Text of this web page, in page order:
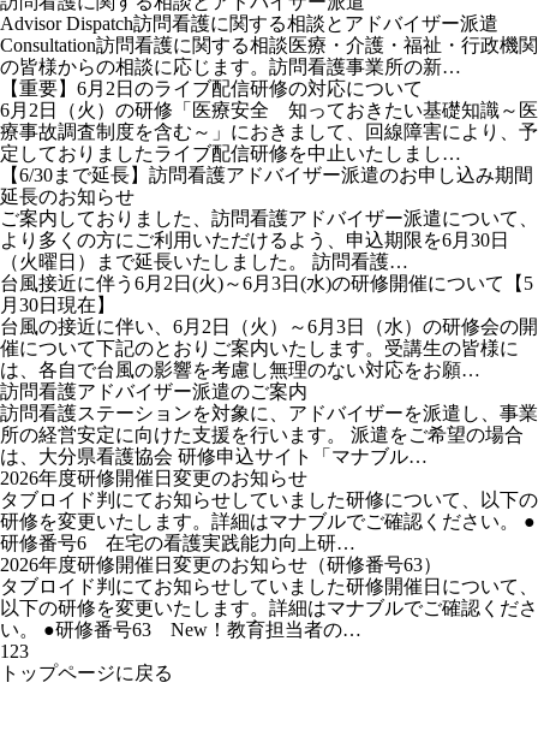
Advisor Dispatch訪問看護に関する相談とアドバイザー派遣
Consultation訪問看護に関する相談医療・介護・福祉・行政機関
の皆様からの相談に応じます。訪問看護事業所の新…
【重要】6月2日のライブ配信研修の対応について
6月2日（火）の研修「医療安全 知っておきたい基礎知識～医
療事故調査制度を含む～」におきまして、回線障害により、予
定しておりましたライブ配信研修を中止いたしまし…
【6/30まで延長】訪問看護アドバイザー派遣のお申し込み期間
延長のお知らせ
ご案内しておりました、訪問看護アドバイザー派遣について、
より多くの方にご利用いただけるよう、申込期限を6月30日
（火曜日）まで延長いたしました。 訪問看護…
台風接近に伴う6月2日(火)～6月3日(水)の研修開催について【5
月30日現在】
台風の接近に伴い、6月2日（火）～6月3日（水）の研修会の開
催について下記のとおりご案内いたします。受講生の皆様に
は、各自で台風の影響を考慮し無理のない対応をお願…
訪問看護アドバイザー派遣のご案内
訪問看護ステーションを対象に、アドバイザーを派遣し、事業
所の経営安定に向けた支援を行います。 派遣をご希望の場合
は、大分県看護協会 研修申込サイト「マナブル…
2026年度研修開催日変更のお知らせ
タブロイド判にてお知らせしていました研修について、以下の
研修を変更いたします。詳細はマナブルでご確認ください。 ●
研修番号6 在宅の看護実践能力向上研…
2026年度研修開催日変更のお知らせ（研修番号63）
タブロイド判にてお知らせしていました研修開催日について、
以下の研修を変更いたします。詳細はマナブルでご確認くださ
い。 ●研修番号63 New！教育担当者の…
1 23
トップページに戻る